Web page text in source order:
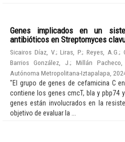
Genes implicados en un
antibióticos en Streptomyces
Sicairos Díaz, V.;Liras, P.;Reyes, A.G. ;
Barrios González, J. ; Millán Pacheco,
Autónoma Metropolitana-Iztapalapa
"El grupo de genes de cefamicina C
contiene los genes cmcT, bla y pbp74
genes están involucrados en la
objetivo de evaluar la ...